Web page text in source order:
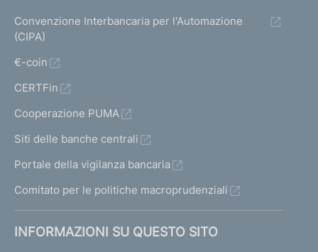
Convenzione Interbancaria per l'Automazione
(CIPA)
€-coin
CERTFin
Cooperazione PUMA
Siti delle banche centrali
Portale della vigilanza bancaria
Comitato per le politiche macroprudenziali
INFORMAZIONI SU QUESTO SITO